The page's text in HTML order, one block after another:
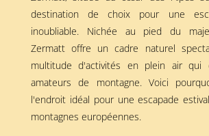
destination de choix pour une
inoubliable. Nichée au pied du
Zermatt offre un cadre naturel
multitude d'activités en plein air qui
amateurs de montagne. Voici
l'endroit idéal pour une escapade
montagnes européennes.